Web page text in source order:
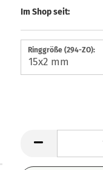
Im Shop seit:
Ringgröße (294-ZO):